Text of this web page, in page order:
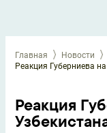
Главная
Новости
Реакция Губерниева
Реакция